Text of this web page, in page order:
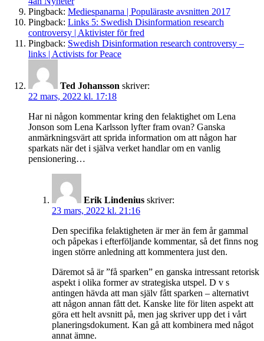
Pingback: Mediespanarna | Populäraste avsnitten 2017
Pingback: Links 5: Swedish Disinformation research
controversy | Aktivister för fred
Pingback: Swedish Disinformation research controversy –
links | Activists for Peace
Ted Johansson skriver:
22 mars, 2022 kl. 17:18
Har ni någon kommentar kring den felaktighet om Lena
Jonson som Lena Karlsson lyfter fram ovan? Ganska
anmärkningsvärt att sprida information om att någon har
sparkats när det i själva verket handlar om en vanlig
pensionering…
Erik Lindenius skriver:
23 mars, 2022 kl. 21:16
Den specifika felaktigheten är mer än fem år gammal
och påpekas i efterföljande kommentar, så det finns nog
ingen större anledning att kommentera just den.
Däremot så är ”få sparken” en ganska intressant retorisk
aspekt i olika former av strategiska utspel. D v s
antingen hävda att man själv fått sparken – alternativt
att någon annan fått det. Kanske lite för liten aspekt att
göra ett helt avsnitt på, men jag skriver upp det i vårt
planeringsdokument. Kan gå att kombinera med något
annat ämne.